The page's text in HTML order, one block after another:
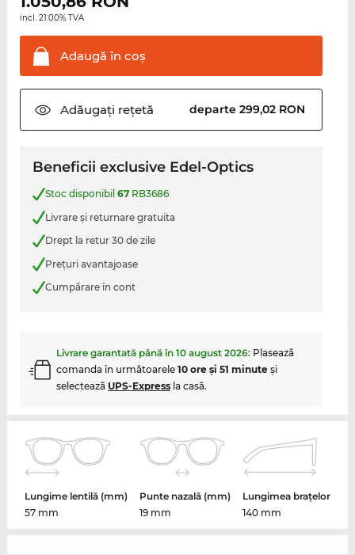
incl. 21.00% TVA
Adaugă în coş
Adăugați rețetă departe 299,02 RON
Beneficii exclusive Edel-Optics
Stoc disponibil 67RB3686
Livrare şi returnare gratuita
Drept la retur 30 de zile
Preţuri avantajoase
Cumpărare în cont
Livrare garantată până în 10 august 2026: Plasează
comanda în următoarele 10 ore şi 51 minuteşi
selectează UPS-Expressla casă.
Lungime lentilă (mm)
57 mm
Punte nazală (mm)
19 mm
Lungimea brațelor
140 mm